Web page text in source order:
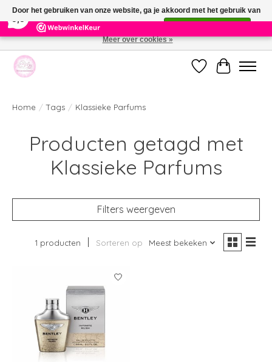
391 Reviews ×
Welkom bij de nieuwe webshop van Parfumerie Marie Rose
Verlanglijst
Home / Tags / Klassieke Parfums
Producten getagd met
Klassieke Parfums
Filters weergeven
1 producten Sorteren op Meest bekeken
Door het gebruiken van onze website, ga je akkoord met het gebruik van
cookies om onze website te verbeteren.
Meer over cookies »